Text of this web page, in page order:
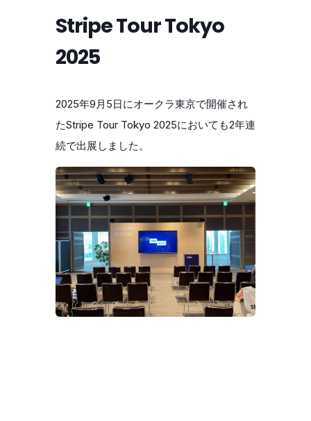
Stripe Tour Tokyo
2025
2025年9月5日にオークラ東京で開催され
たStripe Tour Tokyo 2025においても2年連
続で出展しました。